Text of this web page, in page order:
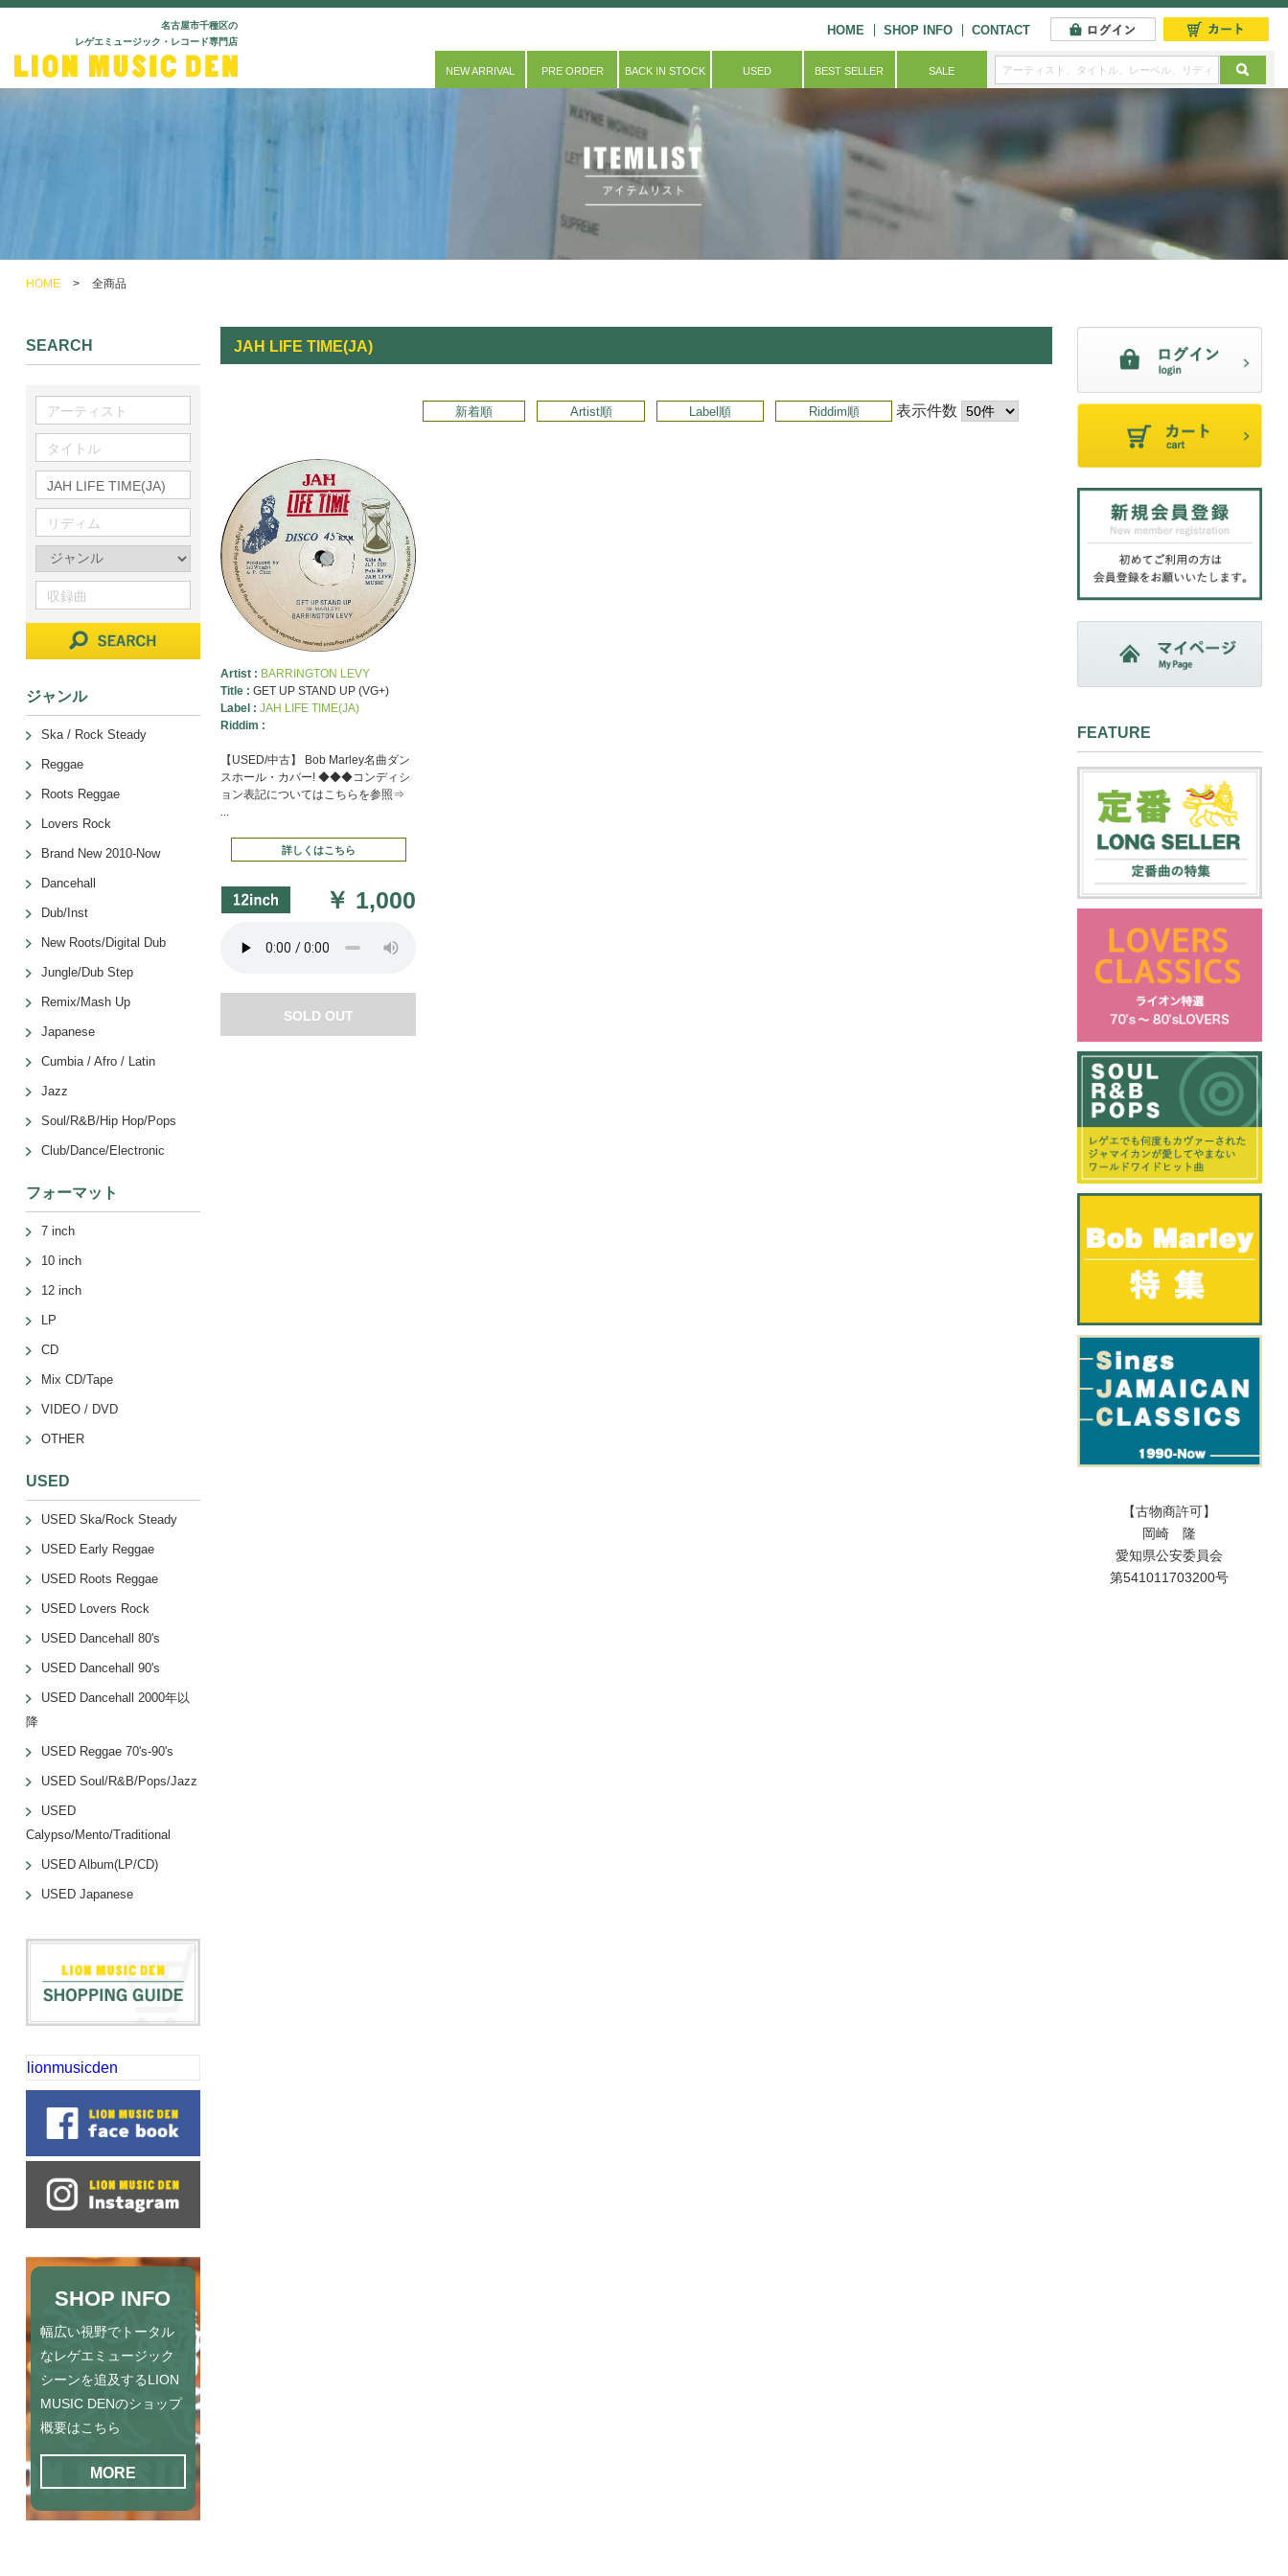
名古屋市千種区の
レゲエミュージック・レコード専門店
HOME SHOP INFO CONTACT
NEW ARRIVAL PRE ORDER BACK IN STOCK USED BEST SELLER SALE
HOME > 全商品
JAH LIFE TIME(JA)
新着順 Artist順 Label順 Riddim順 表示件数
Artist : BARRINGTON LEVY
Title :GET UP STAND UP (VG+)
Label :JAH LIFE TIME(JA)
Riddim :
【USED/中古】 Bob Marley名曲ダン
スホール・カバー! ◆◆◆コンディシ
ョン表記についてはこちらを参照⇒
...
詳しくはこちら
￥ 1,000
SOLD OUT
SEARCH
ジャンル
Ska / Rock Steady
Reggae
Roots Reggae
Lovers Rock
Brand New 2010-Now
Dancehall
Dub/Inst
New Roots/Digital Dub
Jungle/Dub Step
Remix/Mash Up
Japanese
Cumbia / Afro / Latin
Jazz
Soul/R&B/Hip Hop/Pops
Club/Dance/Electronic
フォーマット
7 inch
10 inch
12 inch
LP
CD
Mix CD/Tape
VIDEO / DVD
OTHER
USED
USED Ska/Rock Steady
USED Early Reggae
USED Roots Reggae
USED Lovers Rock
USED Dancehall 80's
USED Dancehall 90's
USED Dancehall 2000年以
降
USED Reggae 70's-90's
USED Soul/R&B/Pops/Jazz
USED
Calypso/Mento/Traditional
USED Album(LP/CD)
USED Japanese
lionmusicden
SHOP INFO
幅広い視野でトータル
なレゲエミュージック
シーンを追及するLION
MUSIC DENのショップ
概要はこちら
MORE
FEATURE
【古物商許可】
岡崎 隆
愛知県公安委員会
第541011703200号